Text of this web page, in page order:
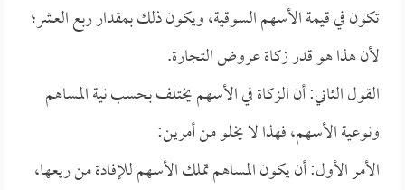
تكون في قيمة الأسهم السوقية، ويكون ذلك بمقدار ربع العشر؛
لأن هذا هو قدر زكاة عروض التجارة.
القول الثاني: أن الزكاة في الأسهم يختلف بحسب نية المساهم
ونوعية الأسهم، فهذا لا يخلو من أمرين:
الأمر الأول: أن يكون المساهم تملك الأسهم للإفادة من ريعها،